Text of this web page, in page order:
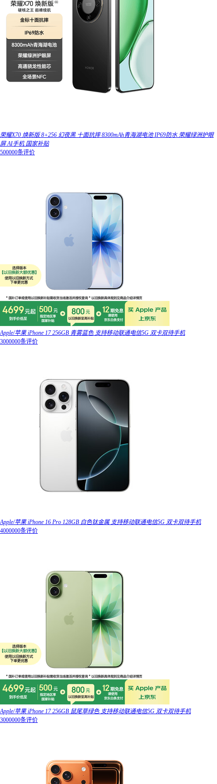
荣耀X70 焕新版 8+256 幻夜黑 十面抗摔 8300mAh青海湖电池 IP69防水 荣耀绿洲护眼
屏 AI手机 国家补贴
500000条评价
Apple/苹果 iPhone 17 256GB 青雾蓝色 支持移动联通电信5G 双卡双待手机
3000000条评价
Apple/苹果 iPhone 16 Pro 128GB 白色钛金属 支持移动联通电信5G 双卡双待手机
4000000条评价
Apple/苹果 iPhone 17 256GB 鼠尾草绿色 支持移动联通电信5G 双卡双待手机
3000000条评价